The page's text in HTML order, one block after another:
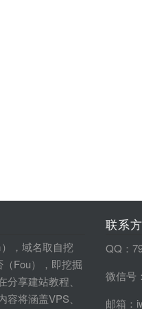
，域名取自挖
（Fou），即挖掘
享建站教程、
将涵盖VPS、
联系
QQ：
微信号
邮箱：